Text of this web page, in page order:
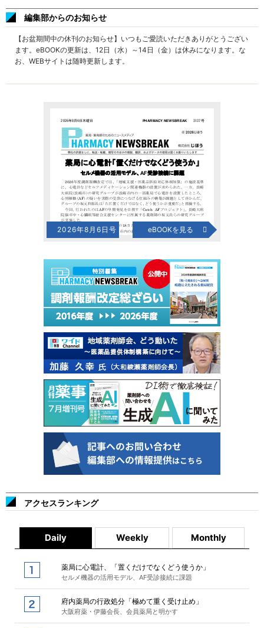
編集部からのお知らせ
【お盆期間中の休刊のお知らせ】いつもご愛読いただきありがとうござい
ます。eBOOKの更新は、12日（水）～14日（金）は休みになります。な
お、WEBサイトは随時更新します。
2026年8月6日号 eBOOKを見る
アクセスランキング
Daily Weekly Monthly
薬局に心電計、「置くだけでなくどう使うか」
セルメ機器の活用モデル、AF受診接続に課題
府内薬局の行政処分「極めて重く受け止め」
大阪府薬・伊藤会長、会員薬局と明かす